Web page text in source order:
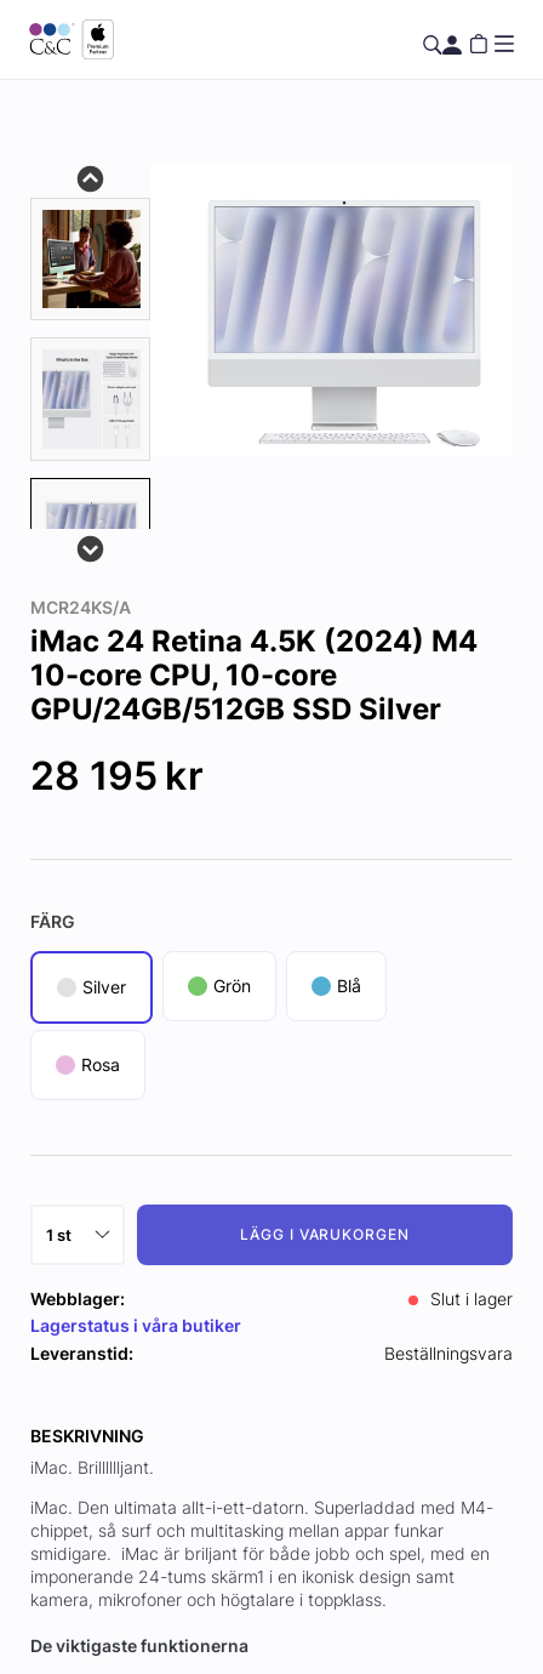
MCR24KS/A
iMac 24 Retina 4.5K (2024) M4
10-core CPU, 10-core
GPU/24GB/512GB SSD Silver
28 195 kr
FÄRG
Silver Grön Blå
Rosa
LÄGG I VARUKORGEN
Webblager:
Slut i lager
Lagerstatus i våra butiker
Leveranstid:
Beställningsvara
BESKRIVNING
iMac. Brilllllljant.
iMac. Den ultimata allt-i-ett-datorn. Superladdad med M4-
chippet, så surf och multitasking mellan appar funkar
smidigare. iMac är briljant för både jobb och spel, med en
imponerande 24-tums skärm1 i en ikonisk design samt
kamera, mikrofoner och högtalare i toppklass.
De viktigaste funktionerna